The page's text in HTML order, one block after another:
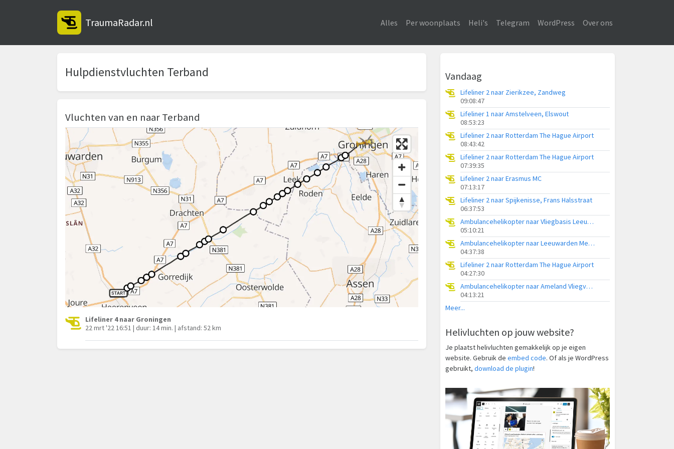
TraumaRadar.nl Alles Per woonplaats Heli's Telegram WordPress Over ons
Hulpdienstvluchten Terband
Vluchten van en naar Terband
Lifeliner 4 naar Groningen
22 mrt '22 16:51 | duur: 14 min. | afstand: 52 km
Vandaag
Lifeliner 2 naar Zierikzee, Zandweg
09:08:47
Lifeliner 1 naar Amstelveen, Elswout
08:53:23
Lifeliner 2 naar Rotterdam The Hague Airport
08:43:42
Lifeliner 2 naar Rotterdam The Hague Airport
07:39:35
Lifeliner 2 naar Erasmus MC
07:13:17
Lifeliner 2 naar Spijkenisse, Frans Halsstraat
06:37:53
Ambulancehelikopter naar Vliegbasis Leeuwarden
05:10:21
Ambulancehelikopter naar Leeuwarden Medical Center Heliport
04:37:38
Lifeliner 2 naar Rotterdam The Hague Airport
04:27:30
Ambulancehelikopter naar Ameland Vliegveld Ballum
04:13:21
Meer...
Helivluchten op jouw website?
Je plaatst helivluchten gemakkelijk op je eigen
website. Gebruik de embed code. Of als je WordPress
gebruikt, download de plugin!